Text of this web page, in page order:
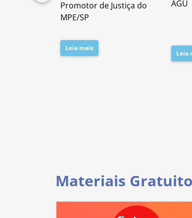
Promotor de Justiça do
MPE/SP
Leia mais
AGU
Leia
Materiais